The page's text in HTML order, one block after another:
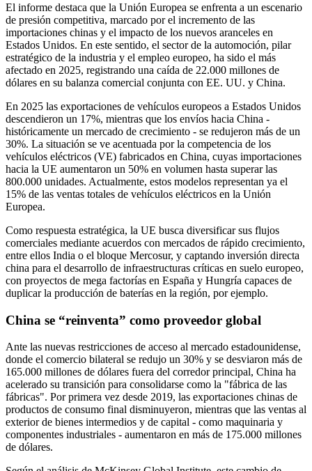
El informe destaca que la Unión Europea se enfrenta a un escenario
de presión competitiva, marcado por el incremento de las
importaciones chinas y el impacto de los nuevos aranceles en
Estados Unidos. En este sentido, el sector de la automoción, pilar
estratégico de la industria y el empleo europeo, ha sido el más
afectado en 2025, registrando una caída de 22.000 millones de
dólares en su balanza comercial conjunta con EE. UU. y China.
En 2025 las exportaciones de vehículos europeos a Estados Unidos
descendieron un 17%, mientras que los envíos hacia China -
históricamente un mercado de crecimiento - se redujeron más de un
30%. La situación se ve acentuada por la competencia de los
vehículos eléctricos (VE) fabricados en China, cuyas importaciones
hacia la UE aumentaron un 50% en volumen hasta superar las
800.000 unidades. Actualmente, estos modelos representan ya el
15% de las ventas totales de vehículos eléctricos en la Unión
Europea.
Como respuesta estratégica, la UE busca diversificar sus flujos
comerciales mediante acuerdos con mercados de rápido crecimiento,
entre ellos India o el bloque Mercosur, y captando inversión directa
china para el desarrollo de infraestructuras críticas en suelo europeo,
con proyectos de mega factorías en España y Hungría capaces de
duplicar la producción de baterías en la región, por ejemplo.
China se “reinventa” como proveedor global
Ante las nuevas restricciones de acceso al mercado estadounidense,
donde el comercio bilateral se redujo un 30% y se desviaron más de
165.000 millones de dólares fuera del corredor principal, China ha
acelerado su transición para consolidarse como la "fábrica de las
fábricas". Por primera vez desde 2019, las exportaciones chinas de
productos de consumo final disminuyeron, mientras que las ventas al
exterior de bienes intermedios y de capital - como maquinaria y
componentes industriales - aumentaron en más de 175.000 millones
de dólares.